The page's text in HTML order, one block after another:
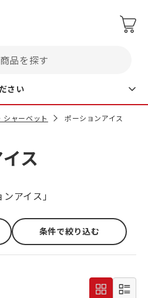
商品を探す
さい
シャーベット ポーションアイス
ス
アイス」
条件で絞り込む